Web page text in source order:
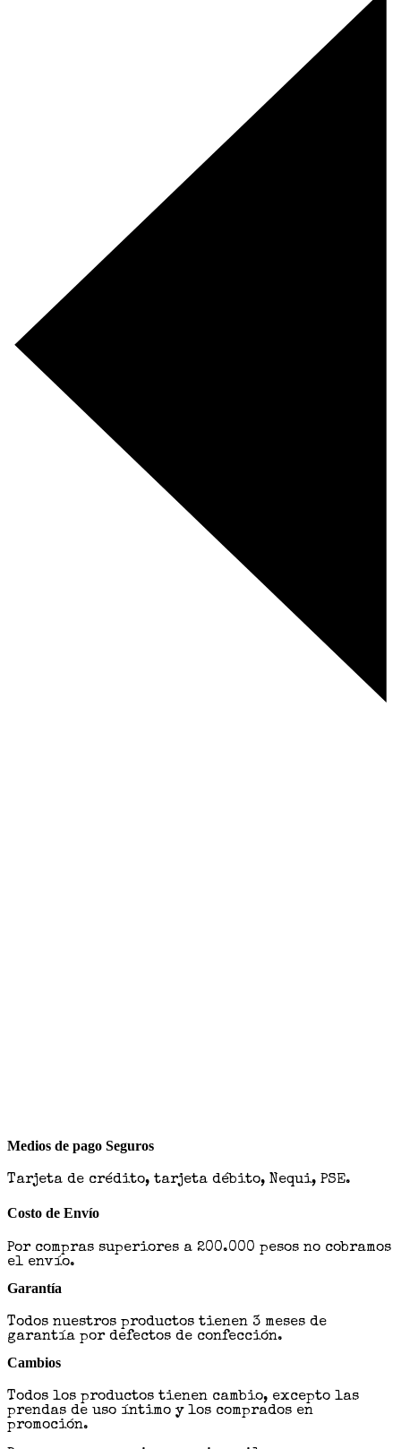
Medios de pago Seguros
Tarjeta de crédito, tarjeta débito, Nequi, PSE.
Costo de Envío
Por compras superiores a 200.000 pesos no cobramos
el envío.
Garantía
Todos nuestros productos tienen 3 meses de
garantía por defectos de confección.
Cambios
Todos los productos tienen cambio, excepto las
prendas de uso íntimo y los comprados en
promoción.